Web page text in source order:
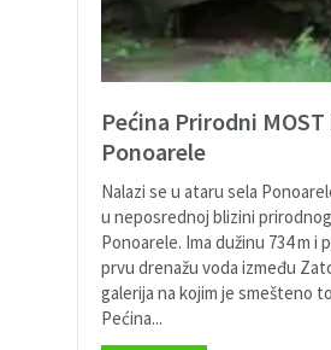
Pećina Prirodni
Ponoarele
Nalazi se u ataru sela
u neposrednoj blizini
Ponoarele. Ima dužinu 734 m i
prvu drenažu voda između
galerija na kojim je smešteno
Pećina...